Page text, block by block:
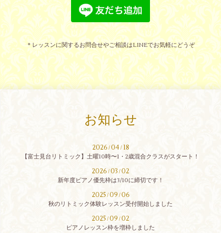
＊レッスンに関するお問合せやご相談はLINEでお気軽にどうぞ
お知らせ
2026 /04/ 18
【富士見台リトミック】土曜10時〜1・2歳混合クラスがスタート！
2026 /03 /02
新年度ピアノ優先枠は3/10に締切です！
2025 /09 /06
秋のリトミック体験レッスン受付開始しました
2025 /09 /02
ピアノレッスン枠を増枠しました